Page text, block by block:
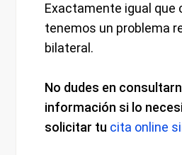
Exactamente igual que
tenemos un problema
bilateral.
No dudes en
información si lo
solicitar tu cita online